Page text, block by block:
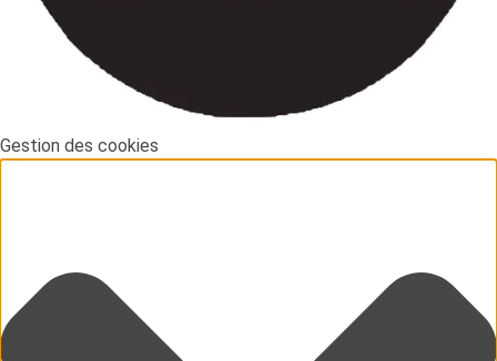
Gestion des cookies